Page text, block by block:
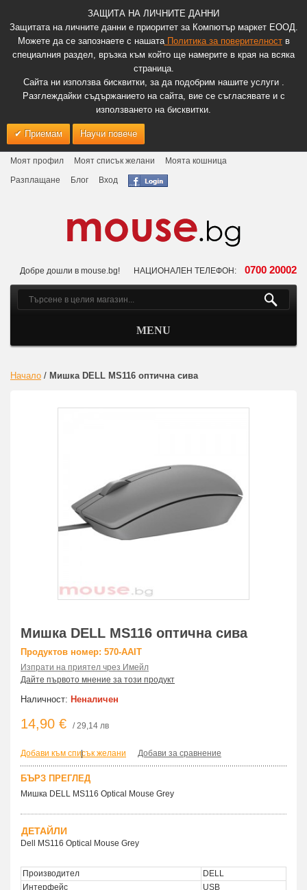
ЗАЩИТА НА ЛИЧНИТЕ ДАННИ
Защитата на личните данни е приоритет за Компютър маркет ЕООД.
Можете да се запознаете с нашатаПолитика за поверителноств
специалния раздел, връзка към който ще намерите в края на всяка
страница.
Сайта ни използва бисквитки, за да подобрим нашите услуги .
Разглеждайки съдържанието на сайта, вие се съгласявате и с
използването на бисквитки.
Приемам Научи повече
Моят профил Моят списък желани
Моята кошница
Разплащане
Блог Вход
Добре дошли в mouse.bg! НАЦИОНАЛЕН ТЕЛЕФОН: 0700 20002
MENU
Начало / Мишка DELL MS116 оптична сива
Мишка DELL MS116 оптична сива
Продуктов номер: 570-AAIT
Изпрати на приятел чрез Имейл
Дайте първото мнение за този продукт
Наличност: Неналичен
14,90 € / 29,14 лв
Добави към списък желани
| Добави за сравнение
БЪРЗ ПРЕГЛЕД
Мишка DELL MS116 Optical Mouse Grey
ДЕТАЙЛИ
Dell MS116 Optical Mouse Grey
Производител
DELL
Интерфейс
USB